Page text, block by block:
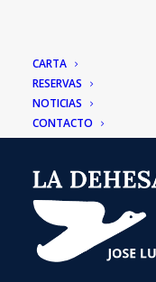
CARTA
RESERVAS
NOTICIAS
CONTACTO